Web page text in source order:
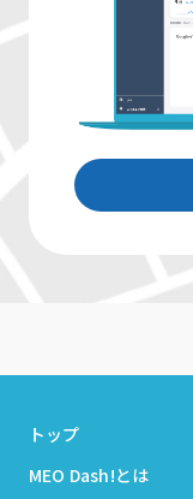
トップ
MEO Dash!とは